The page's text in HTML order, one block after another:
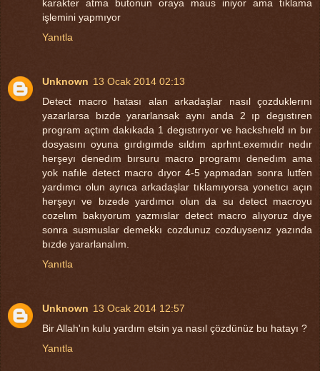
karakter atma butonun oraya maus iniyor ama tıklama
işlemini yapmıyor
Yanıtla
Unknown 13 Ocak 2014 02:13
Detect macro hatası alan arkadaşlar nasıl çozduklerını
yazarlarsa bızde yararlansak aynı anda 2 ıp degıstıren
program açtım dakıkada 1 degıstırıyor ve hackshıeld ın bır
dosyasını oyuna gırdıgımde sıldım aprhnt.exemıdır nedır
herşeyı denedım bırsuru macro programı denedım ama
yok nafıle detect macro dıyor 4-5 yapmadan sonra lutfen
yardımcı olun ayrıca arkadaşlar tıklamıyorsa yonetıcı açın
herşeyı ve bızede yardımcı olun da su detect macroyu
cozelım bakıyorum yazmıslar detect macro alıyoruz dıye
sonra susmuslar demekkı cozdunuz cozduysenız yazında
bızde yararlanalım.
Yanıtla
Unknown 13 Ocak 2014 12:57
Bir Allah'ın kulu yardım etsin ya nasıl çözdünüz bu hatayı ?
Yanıtla